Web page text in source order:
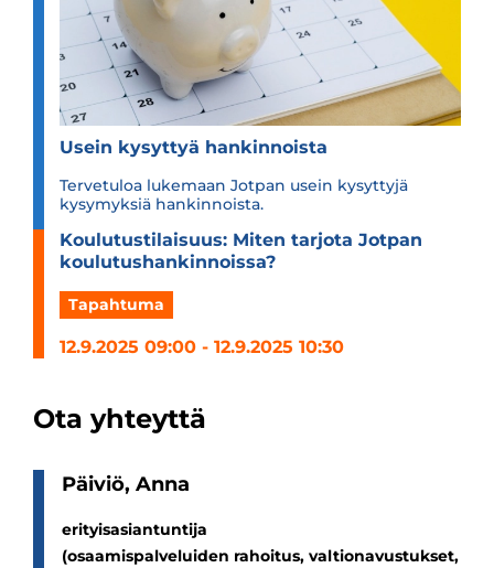
Usein kysyt­tyä han­kin­noista
Tervetuloa lukemaan Jotpan usein kysyttyjä
kysymyksiä hankinnoista.
Kou­lu­tus­ti­lai­suus: Miten tar­jota Jot­pan
kou­lu­tus­han­kin­noissa?
Tapahtuma
12.9.2025 09:00 - 12.9.2025 10:30
Ota yhteyttä
Päi­viö, Anna
erityisasiantuntija
(osaamispalveluiden rahoitus, valtionavustukset,